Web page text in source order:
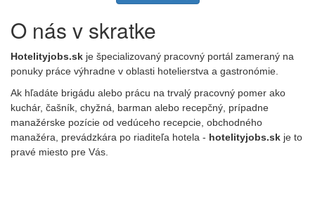
O nás v skratke
Hotelityjobs.sk je špecializovaný pracovný portál zameraný na
ponuky práce výhradne v oblasti hotelierstva a gastronómie.
Ak hľadáte brigádu alebo prácu na trvalý pracovný pomer ako
kuchár, čašník, chyžná, barman alebo recepčný, prípadne
manažérske pozície od vedúceho recepcie, obchodného
manažéra, prevádzkára po riaditeľa hotela - hotelityjobs.sk je to
pravé miesto pre Vás.